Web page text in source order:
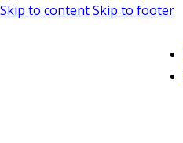
Skip to contentSkip to footer